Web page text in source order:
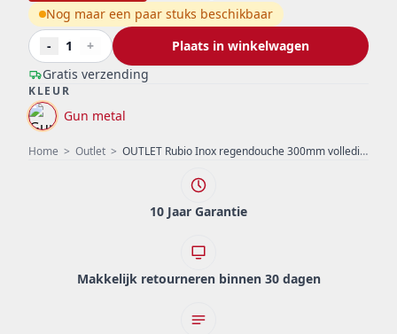
Home > Outlet > OUTLET Rubio Inox regendouche 300mm volledig RVS in PVD kleur Gun Metal 1208920701 Laatste Product
Gratis verzending
Nog maar een paar stuks beschikbaar
-
1 + Plaats in winkelwagen
KLEUR
Gun metal
10 Jaar Garantie
Makkelijk retourneren binnen 30 dagen